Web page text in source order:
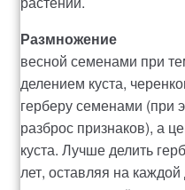
Размножение
весной семенами при
делением куста,
герберу семенами (при
разброс признаков), а
куста. Лучше делить
лет, оставляя на